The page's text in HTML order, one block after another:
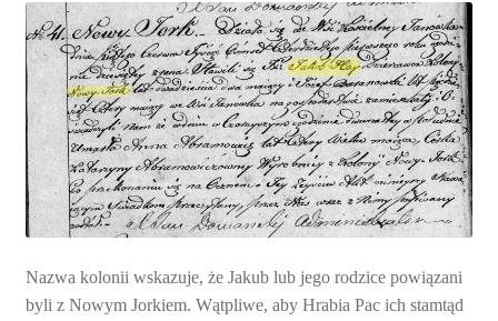
Nazwa kolonii wskazuje, że Jakub lub jego rodzice powiązani
byli z Nowym Jorkiem. Wątpliwe, aby Hrabia Pac ich stamtąd